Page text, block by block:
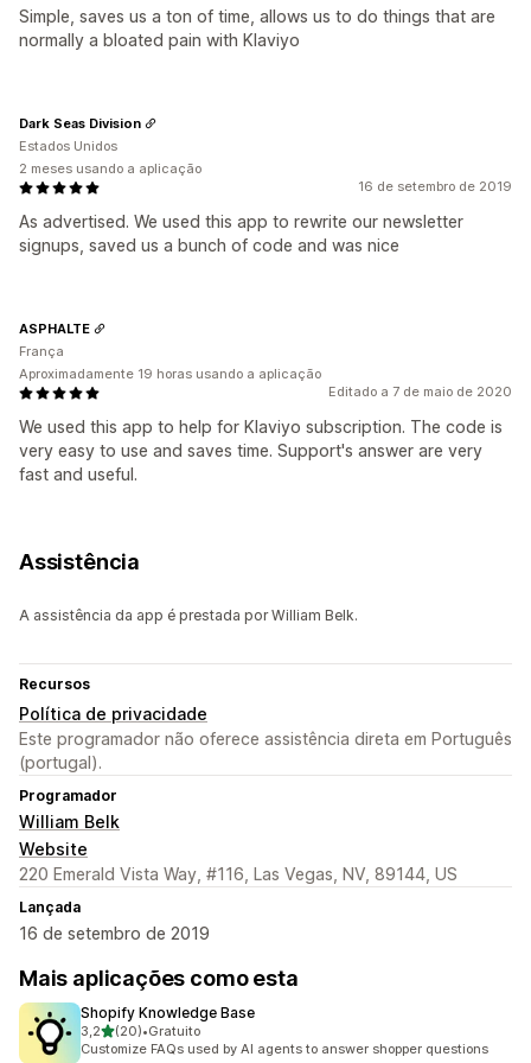
Simple, saves us a ton of time, allows us to do things that are
normally a bloated pain with Klaviyo
16 de setembro de 2019
As advertised. We used this app to rewrite our newsletter
signups, saved us a bunch of code and was nice
Dark Seas Division
Estados Unidos
2 meses usando a aplicação
Editado a 7 de maio de 2020
We used this app to help for Klaviyo subscription. The code is
very easy to use and saves time. Support's answer are very
fast and useful.
ASPHALTE
França
Aproximadamente 19 horas usando a aplicação
Assistência
A assistência da app é prestada por William Belk.
Recursos
Política de privacidade
Este programador não oferece assistência direta em Português
(portugal).
Programador
William Belk
Website
220 Emerald Vista Way, #116, Las Vegas, NV, 89144, US
Lançada
16 de setembro de 2019
Mais aplicações como esta
Shopify Knowledge Base
3,2de 5 estrelas
(20)
20 total de avaliações
•Gratuito
Customize FAQs used by AI agents to answer shopper questions